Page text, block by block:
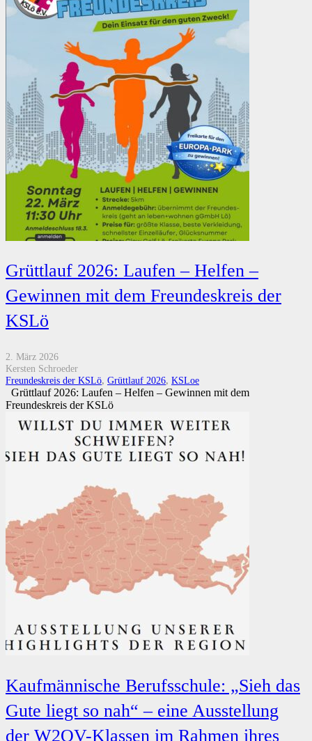
Grüttlauf 2026: Laufen – Helfen –
Gewinnen mit dem Freundeskreis der
KSLö
2. März 2026
Kersten Schroeder
Freundeskreis der KSLö, Grüttlauf 2026, KSLoe
Grüttlauf 2026: Laufen – Helfen – Gewinnen mit dem
Freundeskreis der KSLö
Kaufmännische Berufsschule: „Sieh das
Gute liegt so nah“ – eine Ausstellung
der W2OV-Klassen im Rahmen ihres